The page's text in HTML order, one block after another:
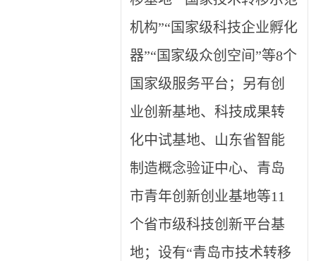
机构”“国家级科技企业孵化
器”“国家级众创空间”等8个
国家级服务平台；另有创
业创新基地、科技成果转
化中试基地、山东省智能
制造概念验证中心、青岛
市青年创新创业基地等11
个省市级科技创新平台基
地；设有“青岛市技术转移